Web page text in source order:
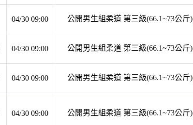
04/30 09:00 公開男生組柔道 第三級(66.1~73公斤)
04/30 09:00 公開男生組柔道 第三級(66.1~73公斤)
04/30 09:00 公開男生組柔道 第三級(66.1~73公斤)
04/30 09:00 公開男生組柔道 第三級(66.1~73公斤)